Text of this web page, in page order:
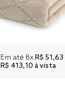
Em até 8xR$ 51,63
R$ 413,10 à vista